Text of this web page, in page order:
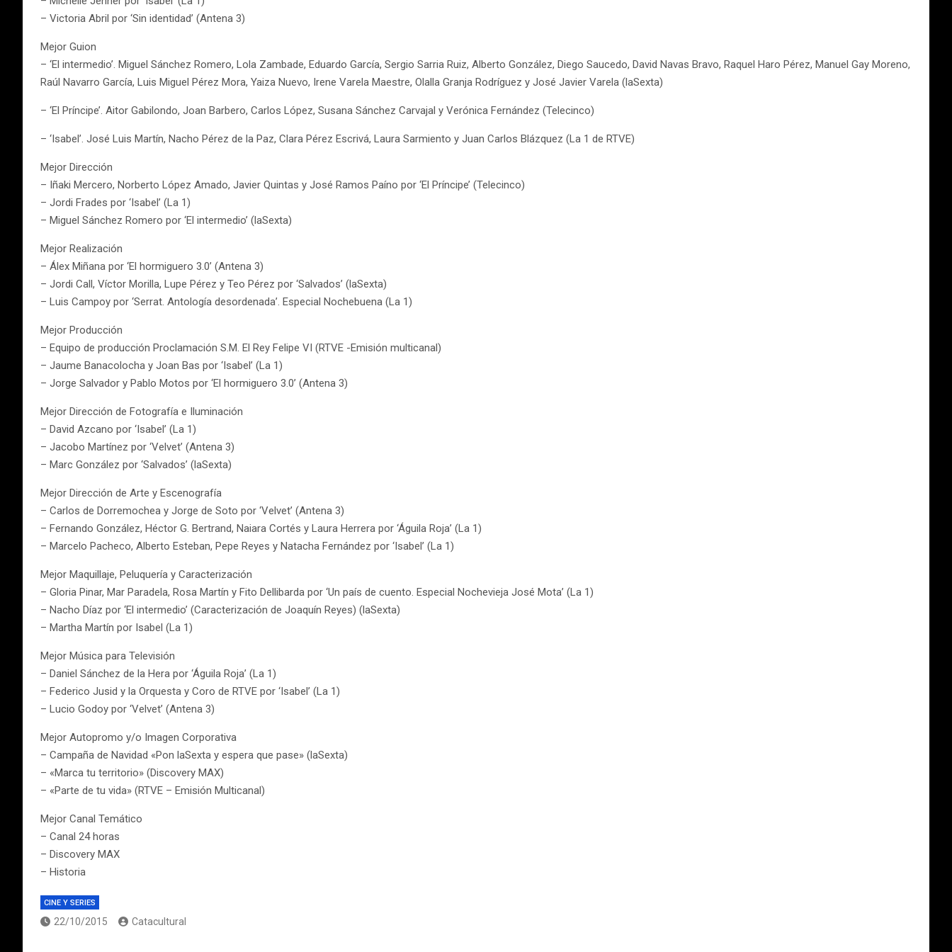
– Victoria Abril por ‘Sin identidad’ (Antena 3)
Mejor Guion
– ‘El intermedio’. Miguel Sánchez Romero, Lola Zambade, Eduardo García, Sergio Sarria Ruiz, Alberto González, Diego Saucedo, David Navas Bravo, Raquel Haro Pérez, Manuel Gay Moreno,
Raúl Navarro García, Luis Miguel Pérez Mora, Yaiza Nuevo, Irene Varela Maestre, Olalla Granja Rodríguez y José Javier Varela (laSexta)
– ‘El Príncipe’. Aitor Gabilondo, Joan Barbero, Carlos López, Susana Sánchez Carvajal y Verónica Fernández (Telecinco)
– ‘Isabel’. José Luis Martín, Nacho Pérez de la Paz, Clara Pérez Escrivá, Laura Sarmiento y Juan Carlos Blázquez (La 1 de RTVE)
Mejor Dirección
– Iñaki Mercero, Norberto López Amado, Javier Quintas y José Ramos Paíno por ‘El Príncipe’ (Telecinco)
– Jordi Frades por ‘Isabel’ (La 1)
– Miguel Sánchez Romero por ‘El intermedio’ (laSexta)
Mejor Realización
– Álex Miñana por ‘El hormiguero 3.0’ (Antena 3)
– Jordi Call, Víctor Morilla, Lupe Pérez y Teo Pérez por ‘Salvados’ (laSexta)
– Luis Campoy por ‘Serrat. Antología desordenada’. Especial Nochebuena (La 1)
Mejor Producción
– Equipo de producción Proclamación S.M. El Rey Felipe VI (RTVE -Emisión multicanal)
– Jaume Banacolocha y Joan Bas por ‘Isabel’ (La 1)
– Jorge Salvador y Pablo Motos por ‘El hormiguero 3.0’ (Antena 3)
Mejor Dirección de Fotografía e Iluminación
– David Azcano por ‘Isabel’ (La 1)
– Jacobo Martínez por ‘Velvet’ (Antena 3)
– Marc González por ‘Salvados’ (laSexta)
Mejor Dirección de Arte y Escenografía
– Carlos de Dorremochea y Jorge de Soto por ‘Velvet’ (Antena 3)
– Fernando González, Héctor G. Bertrand, Naiara Cortés y Laura Herrera por ‘Águila Roja’ (La 1)
– Marcelo Pacheco, Alberto Esteban, Pepe Reyes y Natacha Fernández por ‘Isabel’ (La 1)
Mejor Maquillaje, Peluquería y Caracterización
– Gloria Pinar, Mar Paradela, Rosa Martín y Fito Dellibarda por ‘Un país de cuento. Especial Nochevieja José Mota’ (La 1)
– Nacho Díaz por ‘El intermedio’ (Caracterización de Joaquín Reyes) (laSexta)
– Martha Martín por Isabel (La 1)
Mejor Música para Televisión
– Daniel Sánchez de la Hera por ‘Águila Roja’ (La 1)
– Federico Jusid y la Orquesta y Coro de RTVE por ‘Isabel’ (La 1)
– Lucio Godoy por ‘Velvet’ (Antena 3)
Mejor Autopromo y/o Imagen Corporativa
– Campaña de Navidad «Pon laSexta y espera que pase» (laSexta)
– «Marca tu territorio» (Discovery MAX)
– «Parte de tu vida» (RTVE – Emisión Multicanal)
Mejor Canal Temático
– Canal 24 horas
– Discovery MAX
– Historia
CINE Y SERIES
22/10/2015 Catacultural